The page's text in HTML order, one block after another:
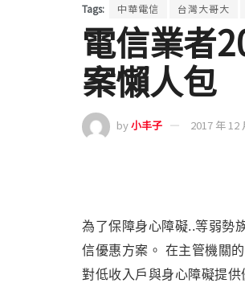
Tags: 中華電信 台灣大哥大
電信業者
案懶人包
by小丰子 2017 年 12
為了保障身心障礙..等弱勢
信優惠方案。 在主管機關
對低收入戶與身心障礙提